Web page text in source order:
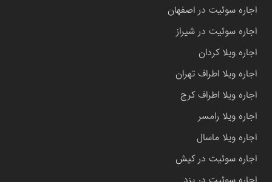
اجاره سوئیت در اصفهان
اجاره سوئیت در شیراز
اجاره ویلا کردان
اجاره ویلا اطراف تهران
اجاره ویلا اطراف کرج
اجاره ویلا رامسر
اجاره ویلا ماسال
اجاره سوئیت در کیش